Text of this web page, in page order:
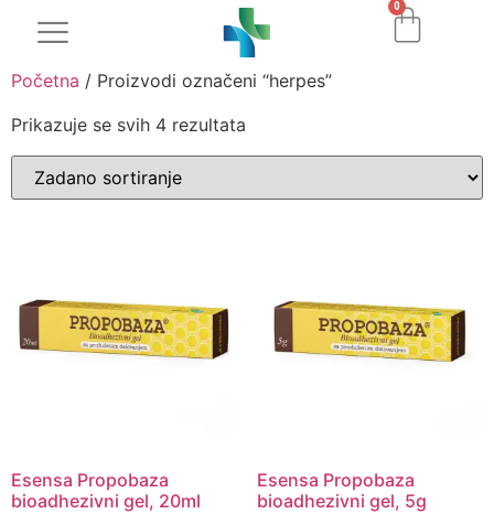
0
Početna / Proizvodi označeni “herpes”
Prikazuje se svih 4 rezultata
Esensa Propobaza
bioadhezivni gel, 20ml
Esensa Propobaza
bioadhezivni gel, 5g